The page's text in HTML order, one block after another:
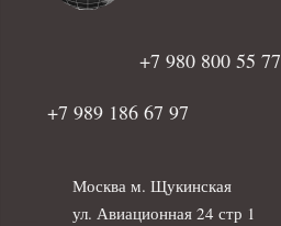
+7 980 800 55 77
+7 989 186 67 97
Москва м. Щукинская
ул. Авиационная 24 стр 1